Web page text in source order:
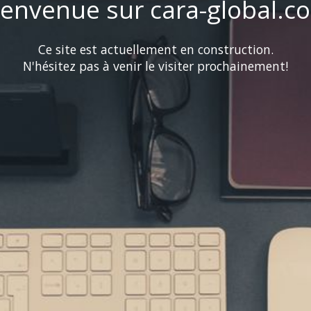
sur cara-
Ce site est actuellement en construction.
N'hésitez pas à venir le visiter prochainement!